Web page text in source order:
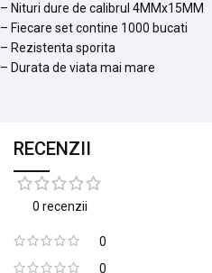
– Nituri dure de calibrul 4MMx15MM
– Fiecare set contine 1000 bucati
– Rezistenta sporita
– Durata de viata mai mare
RECENZII
0 recenzii
0
0